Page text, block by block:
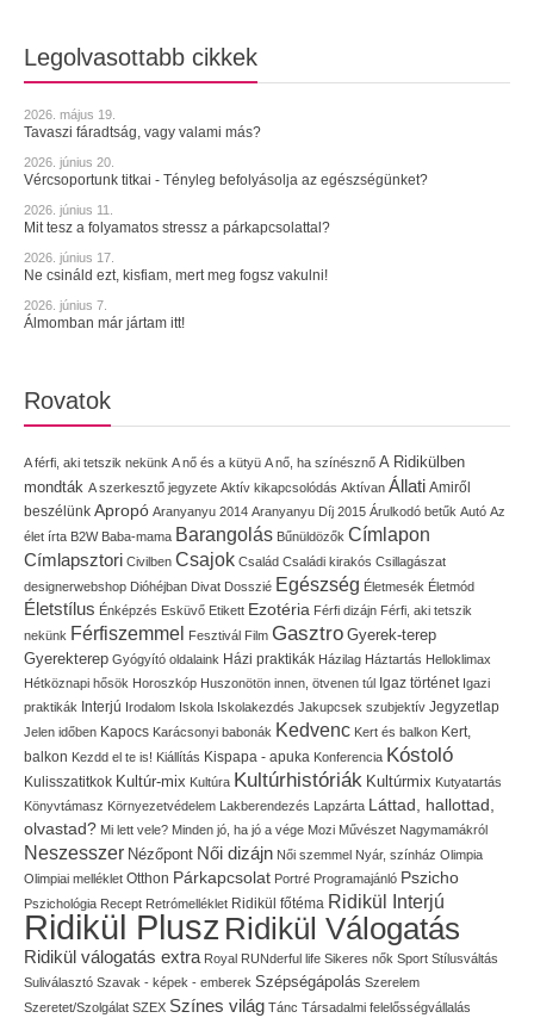
Legolvasottabb cikkek
2026. május 19.
Tavaszi fáradtság, vagy valami más?
2026. június 20.
Vércsoportunk titkai - Tényleg befolyásolja az egészségünket?
2026. június 11.
Mit tesz a folyamatos stressz a párkapcsolattal?
2026. június 17.
Ne csináld ezt, kisfiam, mert meg fogsz vakulni!
2026. június 7.
Álmomban már jártam itt!
Rovatok
A férfi, aki tetszik nekünk A nő és a kütyü A nő, ha színésznő A Ridikülben
mondták A szerkesztő jegyzete Aktív kikapcsolódás Aktívan Állati Amiről
beszélünk Apropó Aranyanyu 2014 Aranyanyu Díj 2015 Árulkodó betűk Autó Az
élet írta B2W Baba-mama Barangolás Bűnüldözők Címlapon
Címlapsztori Civilben Csajok Család Családi kirakós Csillagászat
designerwebshop Dióhéjban Divat Dosszié Egészség Életmesék Életmód
Életstílus Énképzés Esküvő Etikett Ezotéria Férfi dizájn Férfi, aki tetszik
nekünk Férfiszemmel Fesztivál Film Gasztro Gyerek-terep
Gyerekterep Gyógyító oldalaink Házi praktikák Házilag Háztartás Helloklimax
Hétköznapi hősök Horoszkóp Huszonötön innen, ötvenen túl Igaz történet Igazi
praktikák Interjú Irodalom Iskola Iskolakezdés Jakupcsek szubjektív Jegyzetlap
Jelen időben Kapocs Karácsonyi babonák Kedvenc Kert és balkon Kert,
balkon Kezdd el te is! Kiállítás Kispapa - apuka Konferencia Kóstoló
Kulisszatitkok Kultúr-mix Kultúra Kultúrhistóriák Kultúrmix Kutyatartás
Könyvtámasz Környezetvédelem Lakberendezés Lapzárta Láttad, hallottad,
olvastad? Mi lett vele? Minden jó, ha jó a vége Mozi Művészet Nagymamákról
Neszesszer Nézőpont Női dizájn Női szemmel Nyár, színház Olimpia
Olimpiai melléklet Otthon Párkapcsolat Portré Programajánló Pszicho
Pszichológia Recept Retrómelléklet Ridikül főtéma Ridikül Interjú
Ridikül Plusz Ridikül Válogatás
Ridikül válogatás extra Royal RUNderful life Sikeres nők Sport Stílusváltás
Suliválasztó Szavak - képek - emberek Szépségápolás Szerelem
Szeretet/Szolgálat SZEX Színes világ Tánc Társadalmi felelősségvállalás